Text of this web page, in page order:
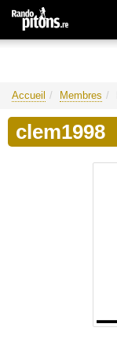
Accueil Membres
clem1998